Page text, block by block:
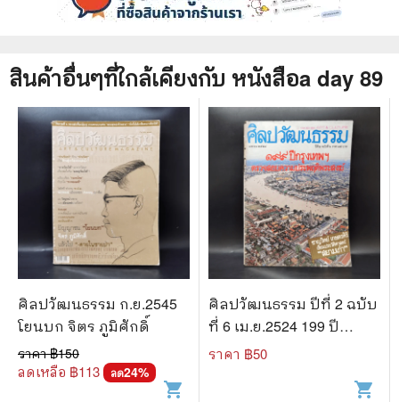
สินค้าอื่นๆที่ใกล้เคียงกับ หนังสือa day 89
ศิลปวัฒนธรรม ก.ย.2545
โยนบก จิตร ภูมิศักดิ์
ราคา ฿150
ลดเหลือ ฿113 ลด24%
shopping_cart
ศิลปวัฒนธรรม ปีที่ 2 ฉบับ
ที่ 6 เม.ย.2524 199 ปี
กรุงเทพฯตรวจสอบความ
ราคา ฿50
shopping_cart